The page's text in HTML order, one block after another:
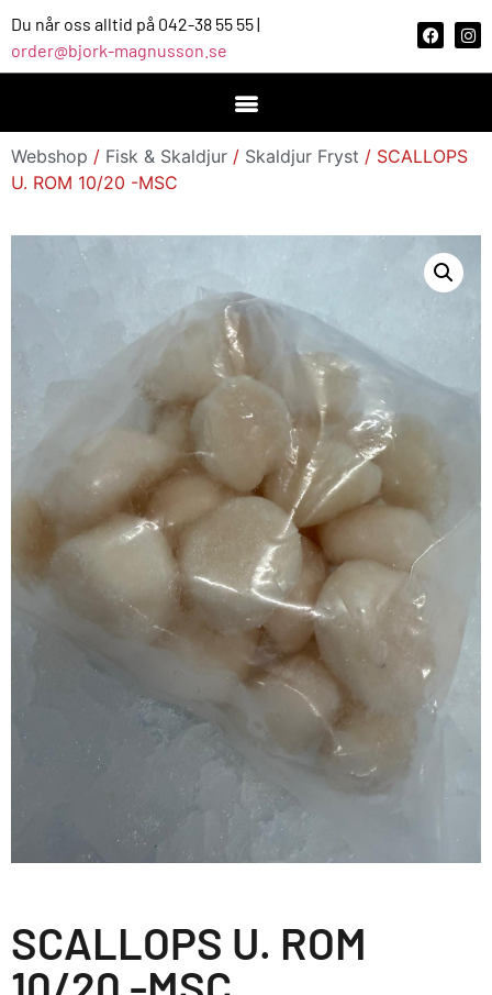
Du når oss alltid på 042-38 55 55 |
order@bjork-magnusson.se
Webshop / Fisk & Skaldjur / Skaldjur Fryst / SCALLOPS
U. ROM 10/20 -MSC
SCALLOPS U. ROM